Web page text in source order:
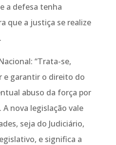
a defesa tenha
que a justiça se realize
“Trata-se,
e garantir o direito do
abuso da força por
nova legislação vale
seja do Judiciário,
e significa a